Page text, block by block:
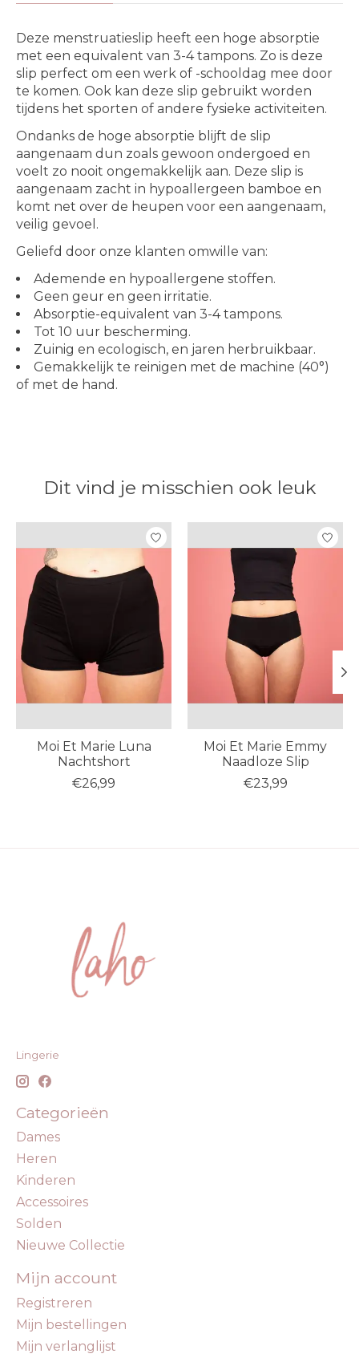
Deze menstruatieslip heeft een hoge absorptie
met een equivalent van 3-4 tampons. Zo is deze
slip perfect om een werk of -schooldag mee door
te komen. Ook kan deze slip gebruikt worden
tijdens het sporten of andere fysieke activiteiten.
Ondanks de hoge absorptie blijft de slip
aangenaam dun zoals gewoon ondergoed en
voelt zo nooit ongemakkelijk aan. Deze slip is
aangenaam zacht in hypoallergeen bamboe en
komt net over de heupen voor een aangenaam,
veilig gevoel.
Geliefd door onze klanten omwille van:
Ademende en hypoallergene stoffen.
Geen geur en geen irritatie.
Absorptie-equivalent van 3-4 tampons.
Tot 10 uur bescherming.
Zuinig en ecologisch, en jaren herbruikbaar.
Gemakkelijk te reinigen met de machine (40°)
of met de hand.
Dit vind je misschien ook leuk
Items van productcarrousel
Moi Et Marie Luna
Nachtshort
€26,99
Moi Et Marie Emmy
Naadloze Slip
€23,99
Lingerie
Categorieën
Dames
Heren
Kinderen
Accessoires
Solden
Nieuwe Collectie
Mijn account
Registreren
Mijn bestellingen
Mijn verlanglijst